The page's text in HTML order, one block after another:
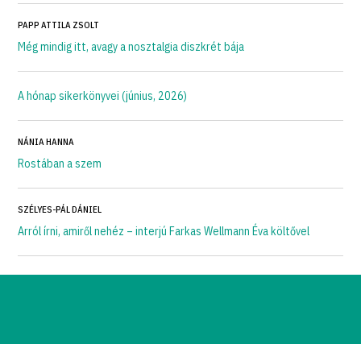
PAPP ATTILA ZSOLT
Még mindig itt, avagy a nosztalgia diszkrét bája
A hónap sikerkönyvei (június, 2026)
NÁNIA HANNA
Rostában a szem
SZÉLYES-PÁL DÁNIEL
Arról írni, amiről nehéz – interjú Farkas Wellmann Éva költővel